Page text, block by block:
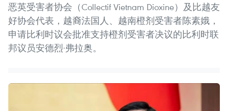
恶英受害者协会（Collectif Vietnam Dioxine）及比越友
好协会代表，越裔法国人、越南橙剂受害者陈素娥，
申请比利时议会批准支持橙剂受害者决议的比利时联
邦议员安德烈·弗拉奥。